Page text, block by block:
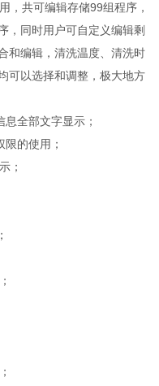
共可编辑存储99组程序，
，同时用户可自定义编辑剩
和编辑，清洗温度、清洗时
可以选择和调整，极大地方
全部文字显示；
的使用；
；